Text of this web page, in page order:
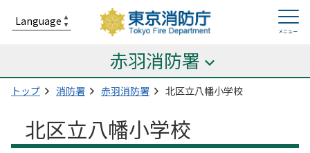
赤羽消防署
トップ 消防署 赤羽消防署 北区立八幡小学校
北区立八幡小学校